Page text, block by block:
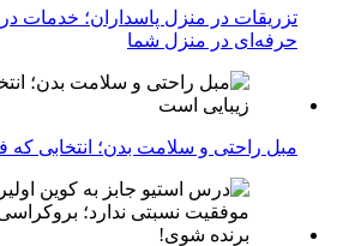
تزریقات در منزل پاسداران؛ خدمات
حرفه‌ای در منزل شما
مبل راحتی و سلامت بدن؛ انتخابی که